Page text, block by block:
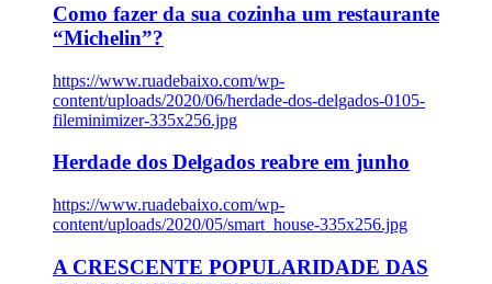
Como fazer da sua cozinha um restaurante
“Michelin”?
https://www.ruadebaixo.com/wp-
content/uploads/2020/06/herdade-dos-delgados-0105-
fileminimizer-335x256.jpg
Herdade dos Delgados reabre em junho
https://www.ruadebaixo.com/wp-
content/uploads/2020/05/smart_house-335x256.jpg
A CRESCENTE POPULARIDADE DAS